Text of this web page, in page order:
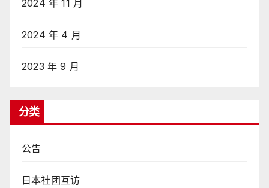
2024 年 11 月
2024 年 4 月
2023 年 9 月
分类
公告
日本社团互访